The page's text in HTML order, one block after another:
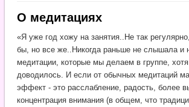
О медитациях
«Я уже год хожу на занятия..Не так
бы, но все же..Никогда раньше не слышала и
медитации, которые мы делаем в группе,
доводилось. И если от обычных медитаций
эффект - это расслабление, радость, более
концентрация внимания (в общем, что